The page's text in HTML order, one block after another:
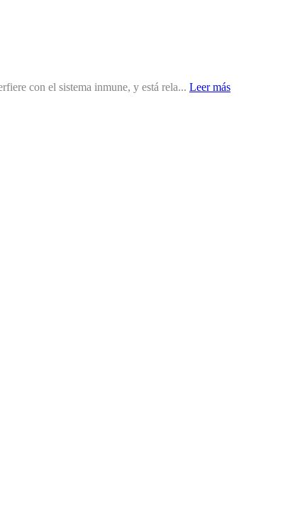
con el sistema inmune, y está rela... Leer más